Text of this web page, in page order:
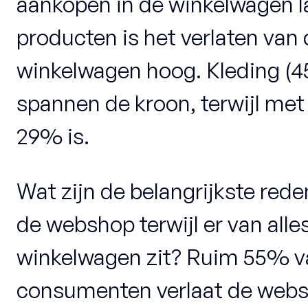
producten is het verlaten
winkelwagen hoog. Kleding
spannen de kroon, terwijl
29% is.
Wat zijn de belangrijkste
de webshop terwijl er van
winkelwagen zit? Ruim 55%
consumenten verlaat de